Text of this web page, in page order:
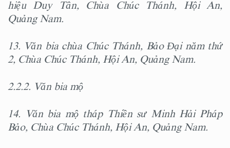
hiệu Duy Tân, Chùa Chúc Thánh, Hội An,
Quảng Nam.
13. Văn bia chùa Chúc Thánh, Bảo Đại năm thứ
2, Chùa Chúc Thánh, Hội An, Quảng Nam.
2.2.2. Văn bia mộ
14. Văn bia mộ tháp Thiền sư Minh Hải Pháp
Bảo, Chùa Chúc Thánh, Hội An, Quảng Nam.